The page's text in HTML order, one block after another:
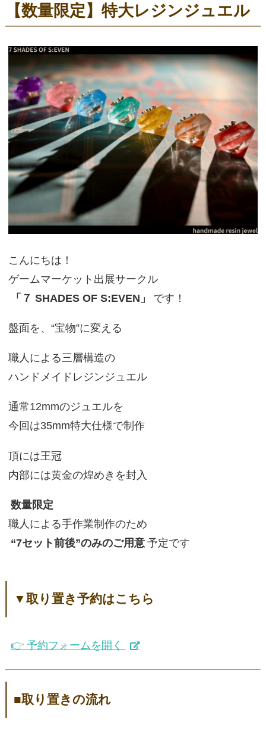
【数量限定】特大レジンジュエル
こんにちは！
ゲームマーケット出展サークル
「７ SHADES OF S:EVEN」
です！
盤面を、“宝物”に変える
職人による三層構造の
ハンドメイドレジンジュエル
通常12mmのジュエルを
今回は35mm特大仕様で制作
頂には王冠
内部には黄金の煌めきを封入
数量限定
職人による手作業制作のため
“7セット前後”のみのご用意 予定です
▼取り置き予約はこちら
👉 予約フォームを開く
■取り置きの流れ